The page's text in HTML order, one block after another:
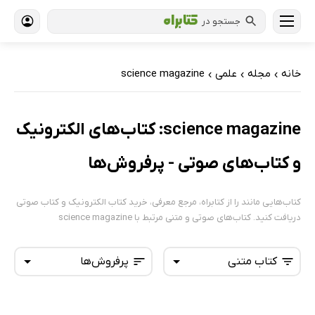
جستجو در
خانه › مجله › علمی ›
science magazine
science magazine: کتاب‌های الکترونیک
و کتاب‌های صوتی - پرفروش‌ها
کتاب‌هایی مانند را از کتابراه، مرجع معرفی، خرید کتاب الکترونیک و کتاب صوتی
دریافت کنید. کتاب‌های صوتی و متنی مرتبط با science magazine
پرفروش‌ها کتاب متنی